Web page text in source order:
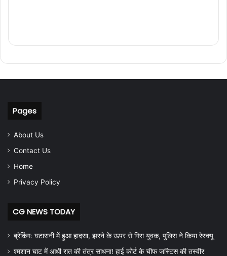
Pages
About Us
Contact Us
Home
Privacy Policy
CG NEWS TODAY
ब्रेकिंग: घटारानी में हुआ हादसा, झरने के ऊपर से गिरा युवक, पुलिस ने किया रेस्क्यू
श्मशान घाट में आधी रात की तंत्र साधना! हाई कोर्ट के चीफ जस्टिस की तस्वीर